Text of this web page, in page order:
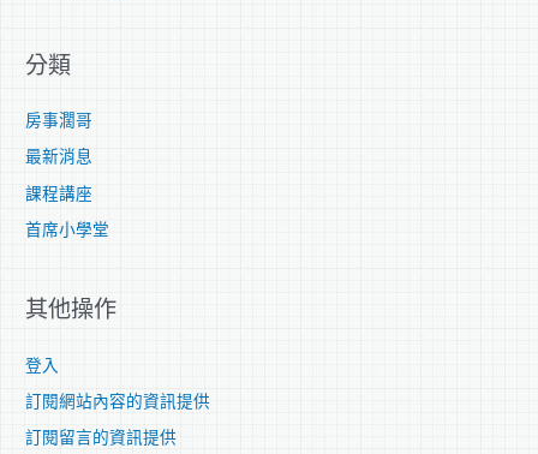
分類
房事濶哥
最新消息
課程講座
首席小學堂
其他操作
登入
訂閱網站內容的資訊提供
訂閱留言的資訊提供